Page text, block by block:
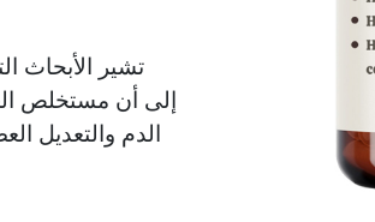
تشير
إلى أن مستخلص
الدم والتعديل